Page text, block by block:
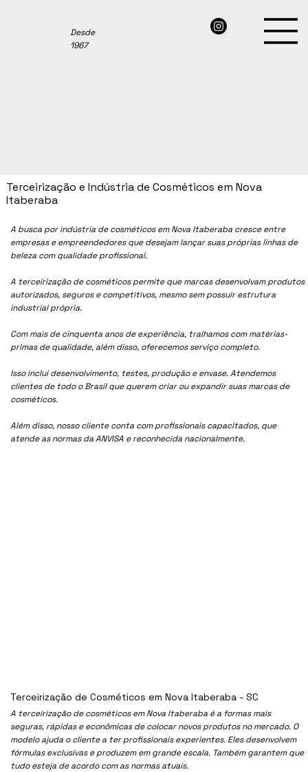
Desde
1967
A busca por indústria de cosméticos em Nova Itaberaba cresce entre
empresas e empreendedores que desejam lançar suas próprias linhas de
beleza com qualidade profissional.
A terceirização de cosméticos permite que marcas desenvolvam produtos
autorizados, seguros e competitivos, mesmo sem possuir estrutura
industrial própria.
Com mais de cinquenta anos de experiência, tralhamos com matérias-
primas de qualidade, além disso, oferecemos serviço completo.
Isso inclui desenvolvimento, testes, produção e envase. Atendemos
clientes de todo o Brasil que querem criar ou expandir suas marcas de
cosméticos.
Além disso, nosso cliente conta com profissionais capacitados, que
atende as normas da ANVISA e reconhecida nacionalmente.
A terceirização de cosméticos em Nova Itaberaba é a formas mais
seguras, rápidas e econômicas de colocar novos produtos no mercado. O
modelo ajuda o cliente a ter profissionais experientes. Eles desenvolvem
fórmulas exclusivas e produzem em grande escala. Também garantem que
tudo esteja de acordo com as normas atuais.
Terceirização e Indústria de Cosméticos em Nova
Itaberaba
Terceirização de Cosméticos em Nova Itaberaba - SC